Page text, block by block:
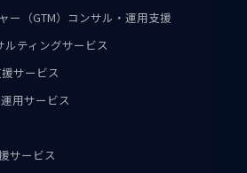
ー（GTM）コンサル・運用支援
ティングサービス
サービス
用サービス
サービス